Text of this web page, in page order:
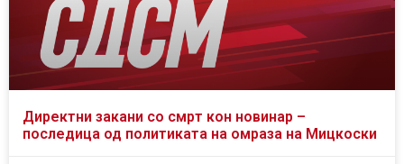
Директни закани со смрт кон новинар –
последица од политиката на омраза на Мицкоски